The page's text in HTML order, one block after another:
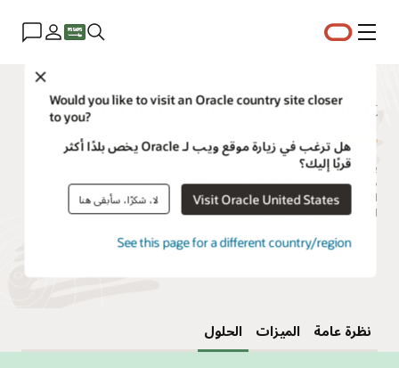
القائمة
Would you like to visit an Oracle country site closer
to you?
هل ترغب في زيارة موقع ويب لـ Oracle يخص بلدًا أكثر
قربًا إليك؟
Visit Oracle United States لا، شكرًا، سأبقى هنا
See this page for a different country/region
Oracle WebCenter Content
يمكنك تسريع وتيرة نمو الأعمال والحد من المخاطر وتعزيز التعاون من خلال
منصة إدارة محتوى مُثبتة على مستوى المؤسسات. يمكنك تبسيط التقاط
المحتوى وإدارته من خلال تخزين البيانات الآمن والاسترجاع الذكي لكل من
البيئات المحلية والسحابية.
نظرة عامة الميزات الحلول